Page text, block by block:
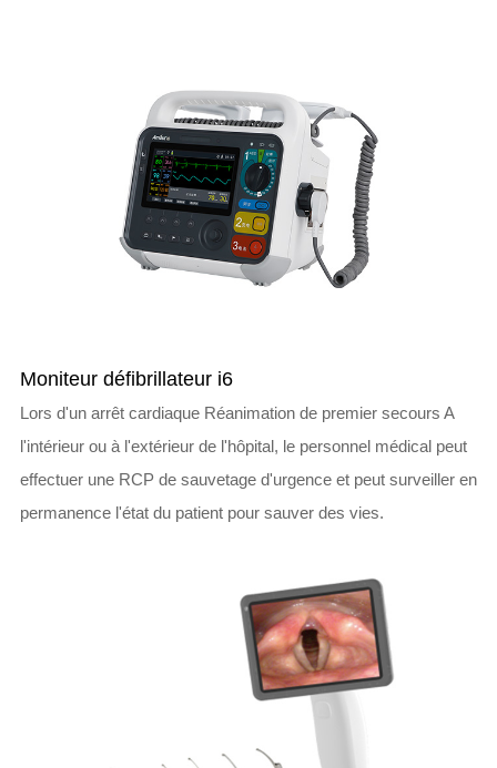
Moniteur défibrillateur i6
Lors d'un arrêt cardiaque Réanimation de premier secours A
l'intérieur ou à l'extérieur de l'hôpital, le personnel médical peut
effectuer une RCP de sauvetage d'urgence et peut surveiller en
permanence l'état du patient pour sauver des vies.